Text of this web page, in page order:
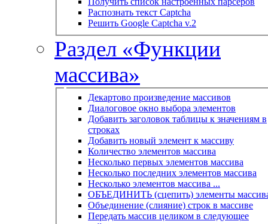
Распознать текст Captcha
Решить Google Captcha v.2
Раздел «Функции
массива»
Декартово произведение массивов
Диалоговое окно выбора элементов
Добавить заголовок таблицы к значениям в
строках
Добавить новый элемент к массиву
Количество элементов массива
Несколько первых элементов массива
Несколько последних элементов массива
Несколько элементов массива ...
ОБЪЕДИНИТЬ (сцепить) элементы
Объединение (слияние) строк в массиве
Передать массив целиком в следующее